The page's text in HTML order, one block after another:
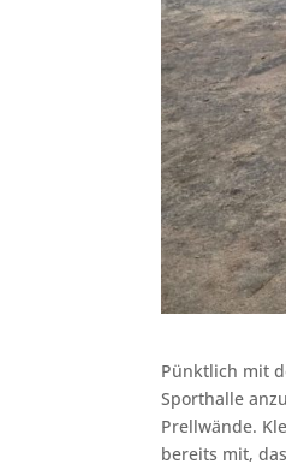
Pünktlich mit
Sporthalle
Prellwände.
bereits mit,